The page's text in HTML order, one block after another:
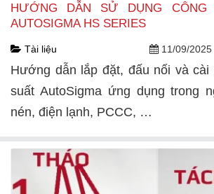
HƯỚNG DẪN SỬ DỤNG CÔNG
AUTOSIGMA HS SERIES
Tài liệu 11/09/2025
Hướng dẫn lắp đặt, đấu nối và cài
suất AutoSigma ứng dụng trong
nén, điện lạnh, PCCC, …